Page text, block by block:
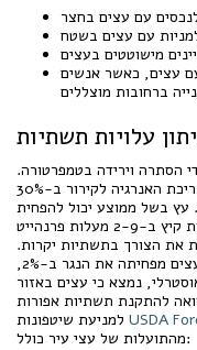
מישוטטים בעצים
עצים, כאשר אנשים
עלויות תשתיות
הסתרה וירידה בטמפרטורה.
מחקרים מצאו כי עצים יכולים להפחית את צריכת האנרגיה לקירור ב-30%
ולהפחית עלויות חימום ב-20-50%. עץ בשל ממוצע יכול להפחית
את הצורך בתשתיות יקרות.
מחקרים מראים כי כל עלייה של 5% בכיסוי עצים מפחיתה את הנגר ב-2%,
נמצא כי עצים באזור
בשנה בהשוואה להתקנת תשתיות אפורות
USDA
מהתועלות של עצי עיר כולל: